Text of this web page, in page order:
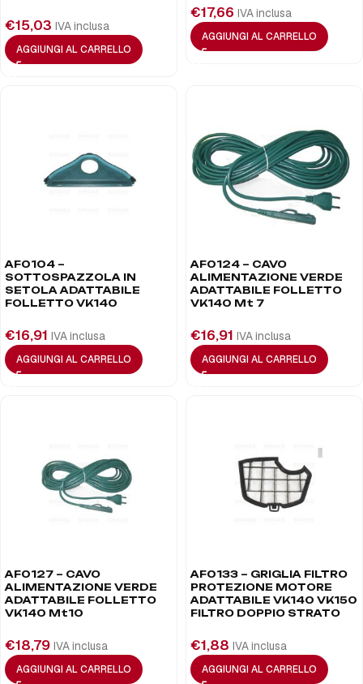
€15,03 IVA inclusa
AGGIUNGI AL CARRELLO
€17,66 IVA inclusa
AGGIUNGI AL CARRELLO
AF0104 –
SOTTOSPAZZOLA IN
SETOLA ADATTABILE
FOLLETTO VK140
€16,91 IVA inclusa
AGGIUNGI AL CARRELLO
AF0124 – CAVO
ALIMENTAZIONE VERDE
ADATTABILE FOLLETTO
VK140 Mt 7
€16,91 IVA inclusa
AGGIUNGI AL CARRELLO
AF0127 – CAVO
ALIMENTAZIONE VERDE
ADATTABILE FOLLETTO
VK140 Mt10
€18,79 IVA inclusa
AGGIUNGI AL CARRELLO
AF0133 – GRIGLIA FILTRO
PROTEZIONE MOTORE
ADATTABILE VK140 VK150
FILTRO DOPPIO STRATO
€1,88 IVA inclusa
AGGIUNGI AL CARRELLO